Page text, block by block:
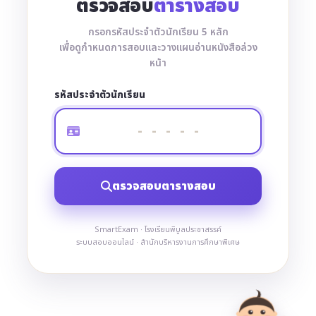
กรอกรหัสประจำตัวนักเรียน 5 หลัก
เพื่อดูกำหนดการสอบและวางแผนอ่านหนังสือล่วง
หน้า
รหัสประจำตัวนักเรียน
ตรวจสอบตารางสอบ
SmartExam · โรงเรียนพิบูลประชาสรรค์
ระบบสอบออนไลน์ · สำนักบริหารงานการศึกษาพิเศษ